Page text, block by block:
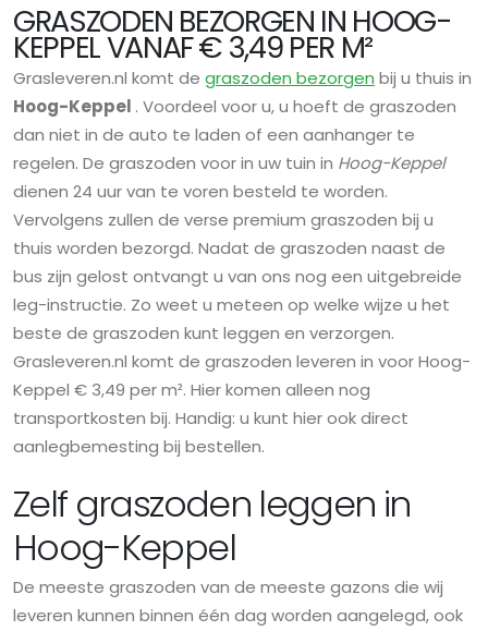
GRASZODEN BEZORGEN IN HOOG-
KEPPEL VANAF € 3,49 PER M²
Grasleveren.nl komt de graszoden bezorgen bij u thuis in
Hoog-Keppel . Voordeel voor u, u hoeft de graszoden
dan niet in de auto te laden of een aanhanger te
regelen. De graszoden voor in uw tuin in Hoog-Keppel
dienen 24 uur van te voren besteld te worden.
Vervolgens zullen de verse premium graszoden bij u
thuis worden bezorgd. Nadat de graszoden naast de
bus zijn gelost ontvangt u van ons nog een uitgebreide
leg-instructie. Zo weet u meteen op welke wijze u het
beste de graszoden kunt leggen en verzorgen.
Grasleveren.nl komt de graszoden leveren in voor Hoog-
Keppel € 3,49 per m². Hier komen alleen nog
transportkosten bij. Handig: u kunt hier ook direct
aanlegbemesting bij bestellen.
Zelf graszoden leggen in
Hoog-Keppel
De meeste graszoden van de meeste gazons die wij
leveren kunnen binnen één dag worden aangelegd, ook